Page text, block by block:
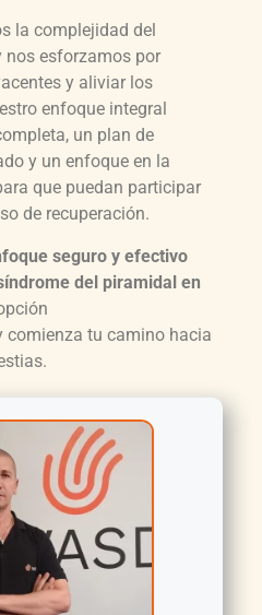
la complejidad del
nos esforzamos por
y aliviar los
enfoque integral
un plan de
y un enfoque en la
que puedan participar
de recuperación.
seguro y efectivo
del piramidal en
comienza tu camino hacia